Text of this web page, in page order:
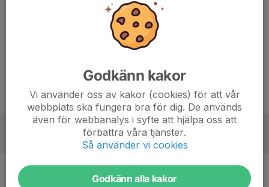
Tidigare nyheter
Sommarlov
12 jun 2025
Matchställ
0
Godkänn kakor
Vi använder oss av kakor (cookies) för att vår
webbplats ska fungera bra för dig. De används
även för webbanalys i syfte att hjälpa oss att
förbättra våra tjänster.
Så använder vi cookies
Godkänn alla kakor